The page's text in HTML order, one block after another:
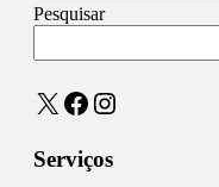
Pesquisar
X Facebook
Instagram
Serviços